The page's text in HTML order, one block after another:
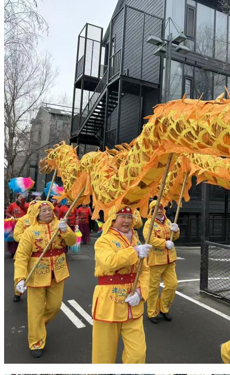
伊犁州霍城古城巡游
北屯市185团巡游 伊犁霍城县晃晃
村巡游
阿勒泰北屯市巡游 阿勒泰布尔津县巡游
伊犁州
察布查尔县巡游
伊犁昭苏巡游 赛里木湖巡游
园区风采
野马美术馆
陨石 胡杨 硅化木 客房 园区 汗血马基地 F座
大厅 国家记忆A馆 国家记忆B馆 红山玉馆 酒店大厅 料
场餐厅 健身房 办公区域 小厨 酒窖
精彩视频
丝路驿站·野马激光秀 寻味腊八 欢聚暖冬
繁